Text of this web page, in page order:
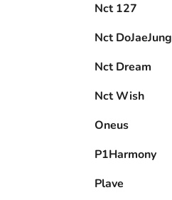
Nct 127
Nct DoJaeJung
Nct Dream
Nct Wish
Oneus
P1Harmony
Plave